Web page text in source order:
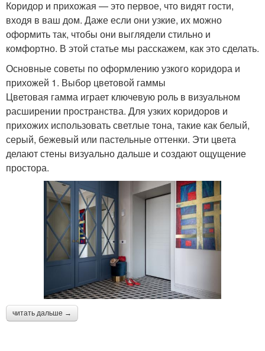
Коридор и прихожая — это первое, что видят гости,
входя в ваш дом. Даже если они узкие, их можно
оформить так, чтобы они выглядели стильно и
комфортно. В этой статье мы расскажем, как это сделать.
Основные советы по оформлению узкого коридора и
прихожей 1. Выбор цветовой гаммы
Цветовая гамма играет ключевую роль в визуальном
расширении пространства. Для узких коридоров и
прихожих использовать светлые тона, такие как белый,
серый, бежевый или пастельные оттенки. Эти цвета
делают стены визуально дальше и создают ощущение
простора.
читать дальше →